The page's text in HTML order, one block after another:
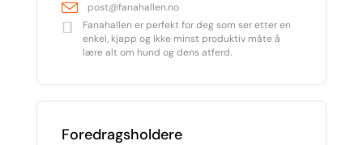
post@fanahallen.no
Fanahallen er perfekt for deg som ser etter en
enkel, kjapp og ikke minst produktiv måte å
lære alt om hund og dens atferd.
Foredragsholdere